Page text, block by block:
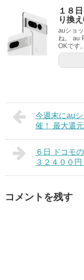
１８
り換
auショ
ね。 au
OKです
今週末にau
催！ 最大還元
６日 ドコモ
３２４００円
コメントを残す